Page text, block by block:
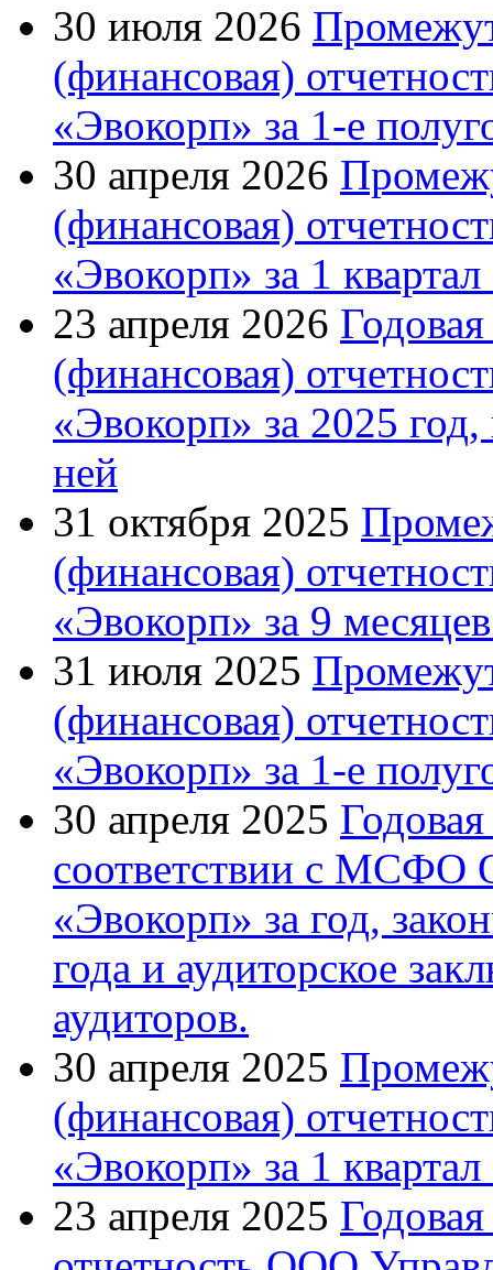
30 июля 2026
(финансовая)
«Эвокорп» за 1-е
30 апреля 2026
(финансовая)
«Эвокорп» за 1
23 апреля 2026
(финансовая)
«Эвокорп» за 2025
ней
31 октября 2025
(финансовая)
«Эвокорп» за 9
31 июля 2025
(финансовая)
«Эвокорп» за 1-е
30 апреля 2025
соответствии с МСФО
«Эвокорп» за год,
года и аудиторское
аудиторов.
30 апреля 2025
(финансовая)
«Эвокорп» за 1
23 апреля 2025